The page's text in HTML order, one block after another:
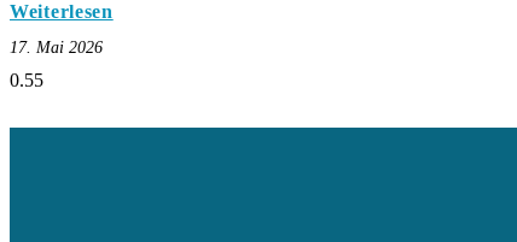
Weiterlesen
17. Mai 2026